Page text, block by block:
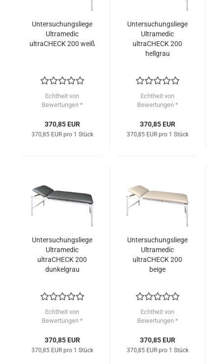
Untersuchungsliege
Ultramedic
ultraCHECK 200 weiß
Echtheit von
Bewertungen *
370,85 EUR
370,85 EUR pro 1 Stück
Untersuchungsliege
Ultramedic
ultraCHECK 200
hellgrau
Echtheit von
Bewertungen *
370,85 EUR
370,85 EUR pro 1 Stück
Untersuchungsliege
Ultramedic
ultraCHECK 200
dunkelgrau
Echtheit von
Bewertungen *
370,85 EUR
370,85 EUR pro 1 Stück
Untersuchungsliege
Ultramedic
ultraCHECK 200
beige
Echtheit von
Bewertungen *
370,85 EUR
370,85 EUR pro 1 Stück